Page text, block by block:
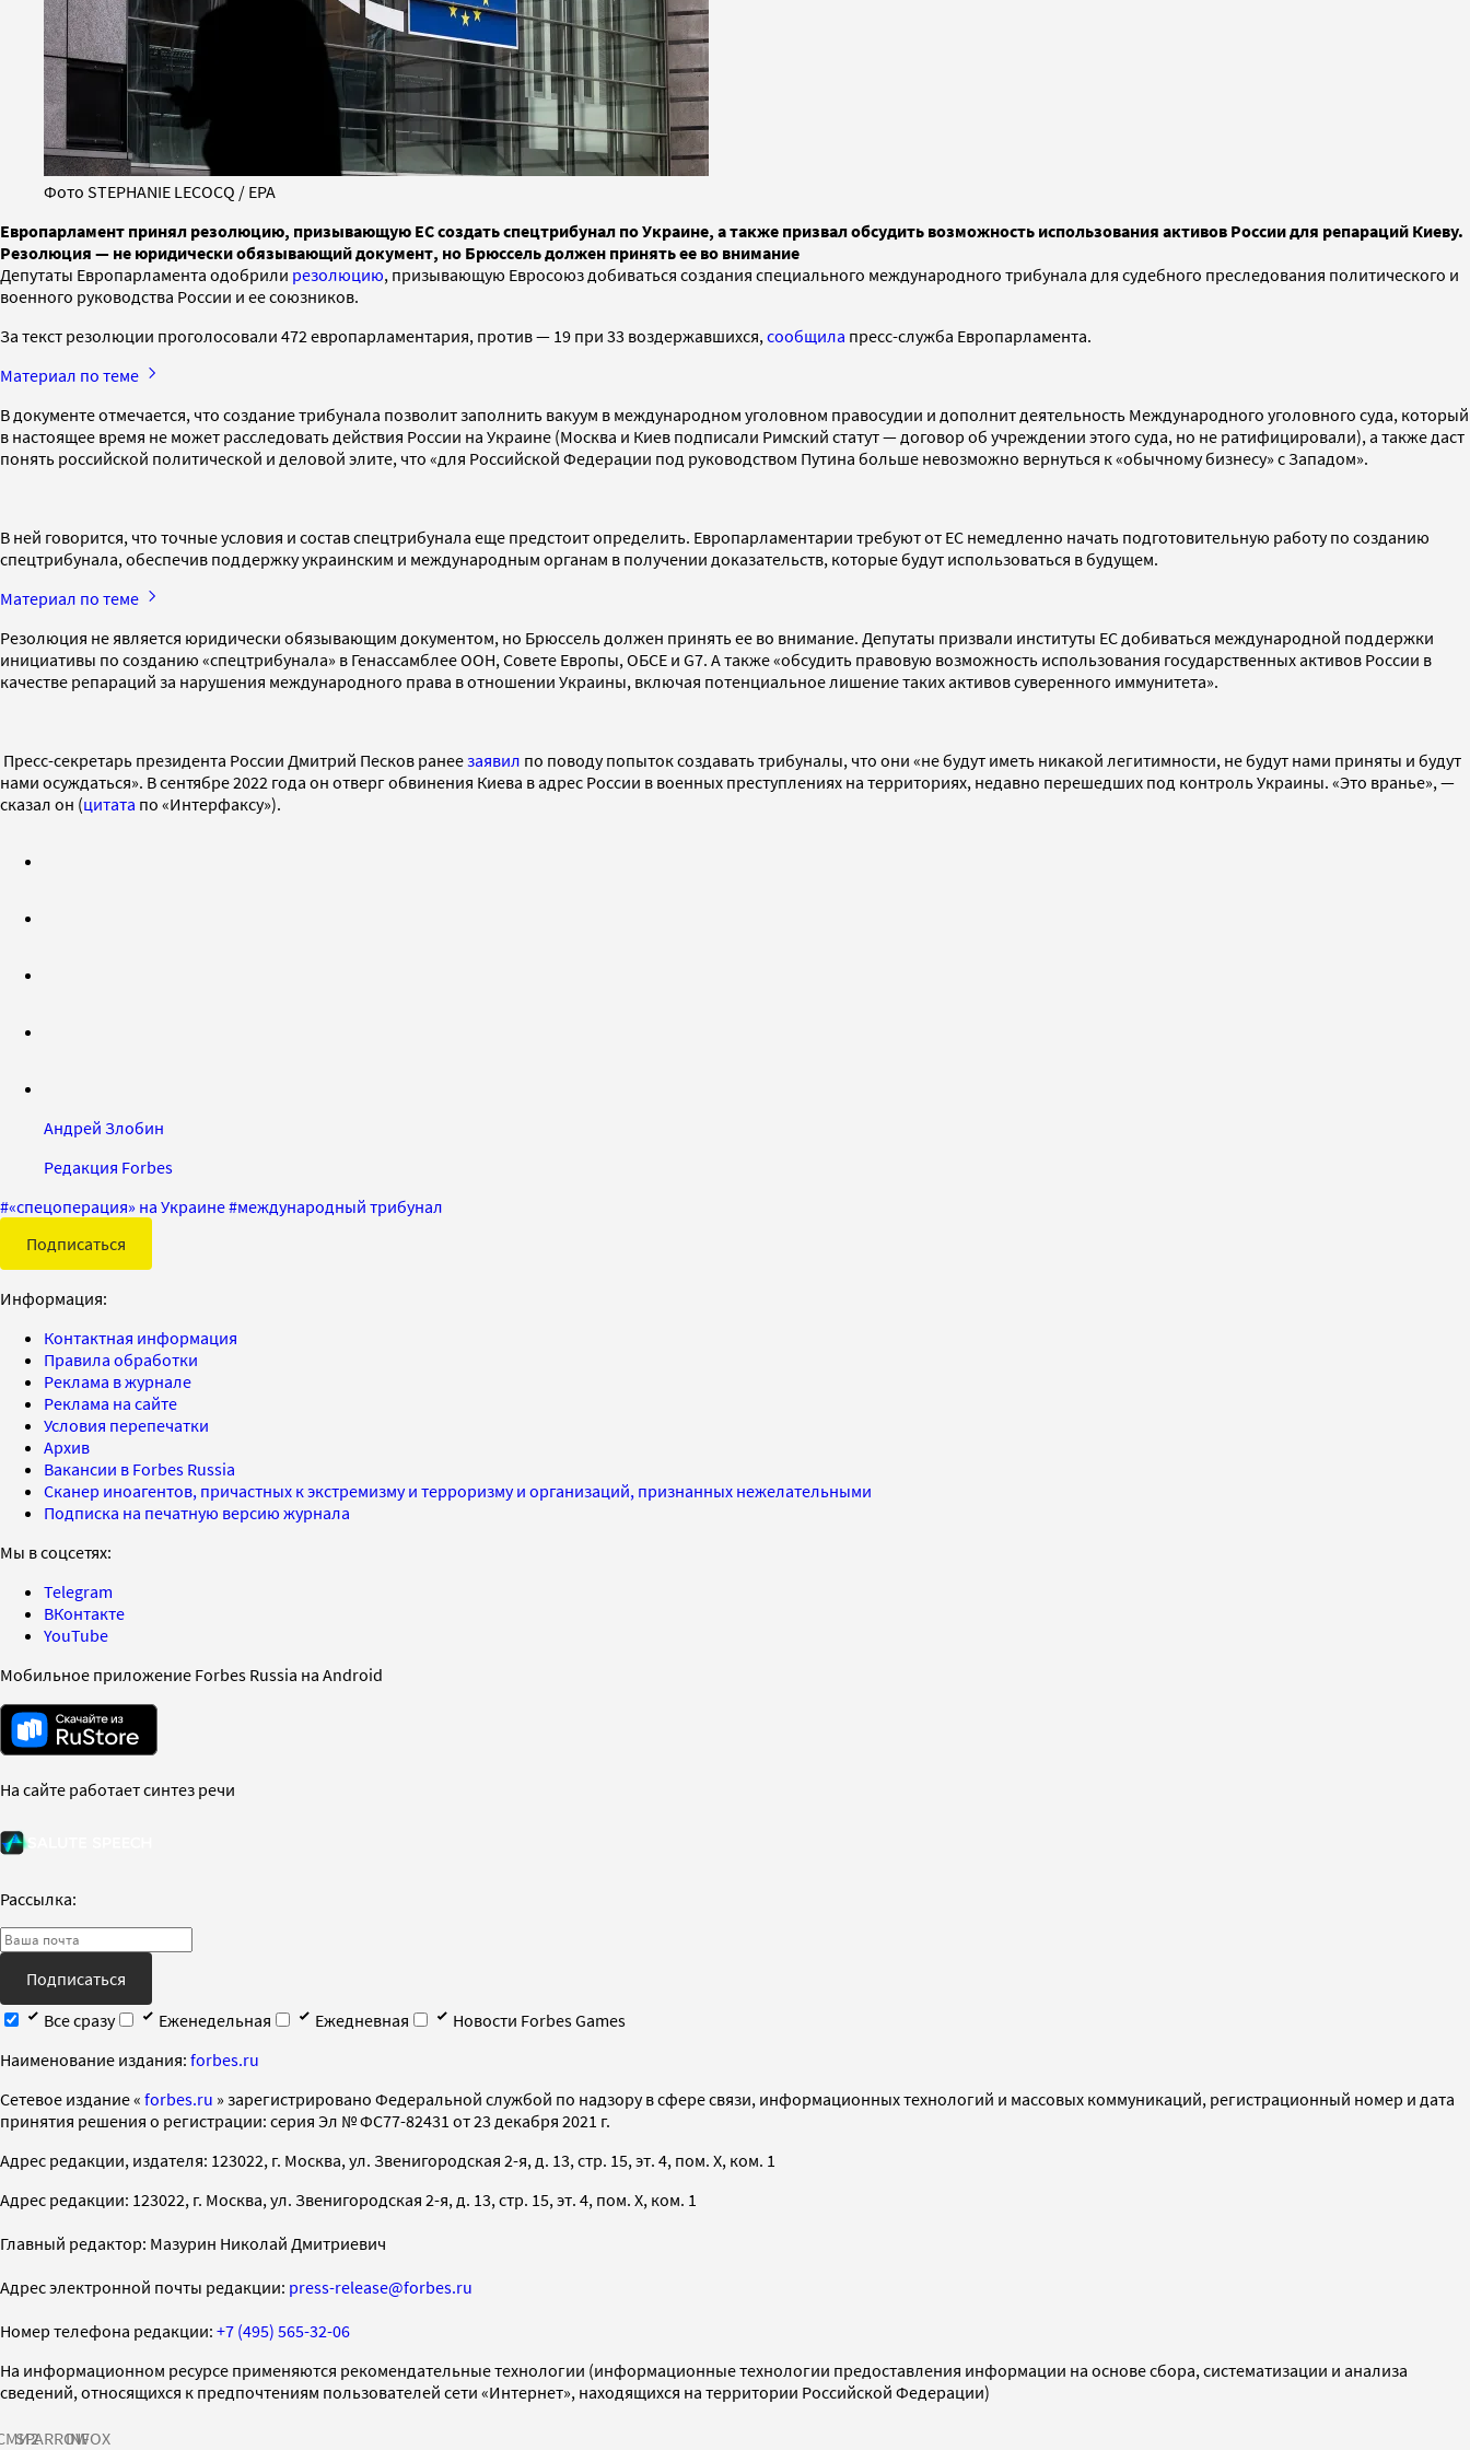
Фото STEPHANIE LECOCQ / EPA
Европарламент принял резолюцию, призывающую ЕС создать спецтрибунал по Украине, а также призвал обсудить возможность использования активов России для репараций Киеву.
Резолюция — не юридически обязывающий документ, но Брюссель должен принять ее во внимание
Депутаты Европарламента одобрили резолюцию, призывающую Евросоюз добиваться создания специального международного трибунала для судебного преследования политического и
военного руководства России и ее союзников.
За текст резолюции проголосовали 472 европарламентария, против — 19 при 33 воздержавшихся, сообщила пресс-служба Европарламента.
Материал по теме
В документе отмечается, что создание трибунала позволит заполнить вакуум в международном уголовном правосудии и дополнит деятельность Международного уголовного суда, который
в настоящее время не может расследовать действия России на Украине (Москва и Киев подписали Римский статут — договор об учреждении этого суда, но не ратифицировали), а также даст
понять российской политической и деловой элите, что «для Российской Федерации под руководством Путина больше невозможно вернуться к «обычному бизнесу» с Западом».
В ней говорится, что точные условия и состав спецтрибунала еще предстоит определить. Европарламентарии требуют от ЕС немедленно начать подготовительную работу по созданию
спецтрибунала, обеспечив поддержку украинским и международным органам в получении доказательств, которые будут использоваться в будущем.
Материал по теме
Резолюция не является юридически обязывающим документом, но Брюссель должен принять ее во внимание. Депутаты призвали институты ЕС добиваться международной поддержки
инициативы по созданию «спецтрибунала» в Генассамблее ООН, Совете Европы, ОБСЕ и G7. А также «обсудить правовую возможность использования государственных активов России в
качестве репараций за нарушения международного права в отношении Украины, включая потенциальное лишение таких активов суверенного иммунитета».
Пресс-секретарь президента России Дмитрий Песков ранеезаявил по поводу попыток создавать трибуналы, что они «не будут иметь никакой легитимности, не будут нами приняты и будут
нами осуждаться». В сентябре 2022 года он отверг обвинения Киева в адрес России в военных преступлениях на территориях, недавно перешедших под контроль Украины. «Это вранье», —
сказал он (цитата по «Интерфаксу»).
Андрей Злобин
Редакция Forbes
#«спецоперация» на Украине#международный трибунал
Подписаться
Информация:
Контактная информация
Правила обработки
Реклама в журнале
Реклама на сайте
Условия перепечатки
Архив
Вакансии в Forbes Russia
Сканер иноагентов, причастных к экстремизму и терроризму и организаций, признанных нежелательными
Подписка на печатную версию журнала
Мы в соцсетях:
Telegram
ВКонтакте
YouTube
Мобильное приложение Forbes Russia на Android
На сайте работает синтез речи
Рассылка:
Подписаться
Все сразу
Еженедельная Ежедневная
Новости Forbes Games
Наименование издания: forbes.ru
Cетевое издание « forbes.ru » зарегистрировано Федеральной службой по надзору в сфере связи, информационных технологий и массовых коммуникаций, регистрационный номер и дата
принятия решения о регистрации: серия Эл № ФС77-82431 от 23 декабря 2021 г.
Адрес редакции, издателя: 123022, г. Москва, ул. Звенигородская 2-я, д. 13, стр. 15, эт. 4, пом. X, ком. 1
Адрес редакции: 123022, г. Москва, ул. Звенигородская 2-я, д. 13, стр. 15, эт. 4, пом. X, ком. 1
Главный редактор: Мазурин Николай Дмитриевич
Адрес электронной почты редакции: press-release@forbes.ru
Номер телефона редакции: +7 (495) 565-32-06
На информационном ресурсе применяются рекомендательные технологии (информационные технологии предоставления информации на основе сбора, систематизации и анализа
сведений, относящихся к предпочтениям пользователей сети «Интернет», находящихся на территории Российской Федерации)
SPARROWINFOX